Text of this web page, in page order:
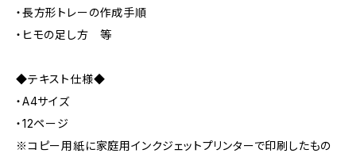
・長方形トレーの作成手順
・ヒモの足し方 等
◆テキスト仕様◆
・A4サイズ
・12ページ
※コピー用紙に家庭用インクジェットプリンターで印刷したもの